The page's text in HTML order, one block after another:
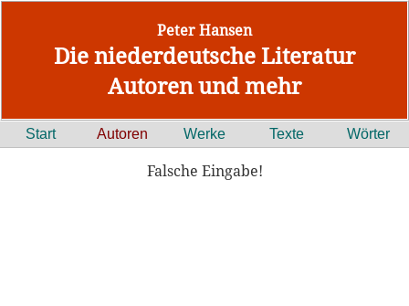
Peter Hansen
Die niederdeutsche Literatur
Autoren und mehr
Start Autoren Werke Texte Wörter
Falsche Eingabe!